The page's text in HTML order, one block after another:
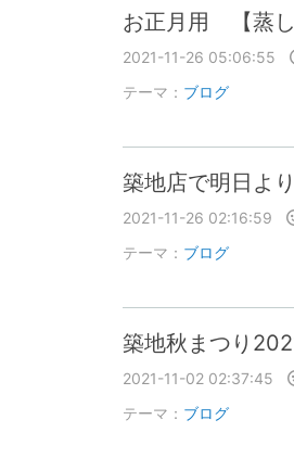
お正月用 【蒸し
2021-11-26 05:06:55
テーマ： ブログ
築地店で明日よ
2021-11-26 02:16:59
テーマ： ブログ
築地秋まつり
2021-11-02 02:37:45
テーマ： ブログ